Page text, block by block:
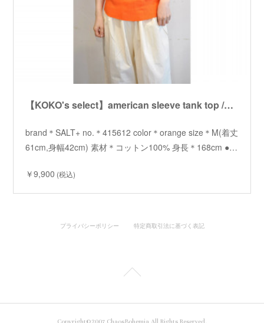
【KOKO's select】american sleeve tank top /【ココズセレクト】アメリカンスリーブタンクトップ
brand＊SALT+ no.＊415612 color＊orange size＊M(着丈
61cm,身幅42cm) 素材＊コットン100% 身長＊168cm ●…
￥9,900 (税込)
プライバシーポリシー 特定商取引法に基づく表記